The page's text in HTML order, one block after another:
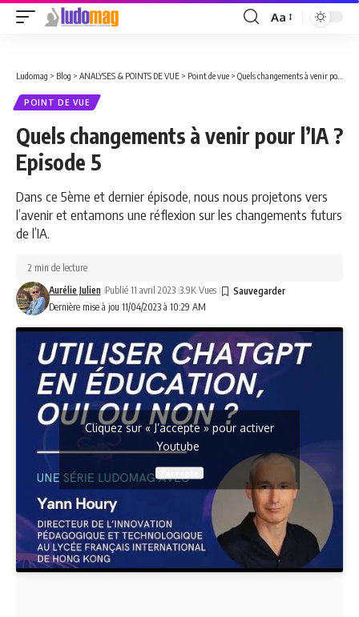
Font
Aa
Ludomag > Blog > ANALYSES & POINTS DE VUE > Point de vue > Quels changements à venir pour l’IA ? Episode 5
POINT DE VUE
Quels changements à venir pour l’IA ?
Episode 5
Dans ce 5ème et dernier épisode, nous nous projetons vers
l’avenir et entamons une réflexion sur les changements futurs
de l’IA.
Dernière mise à jou 11/04/2023 à 10:29 AM
Aurélie Julien Publié 11 avril 2023 3.9K Vues
2 min de lecture
Cliquez sur « J’accepte » pour activer
Youtube